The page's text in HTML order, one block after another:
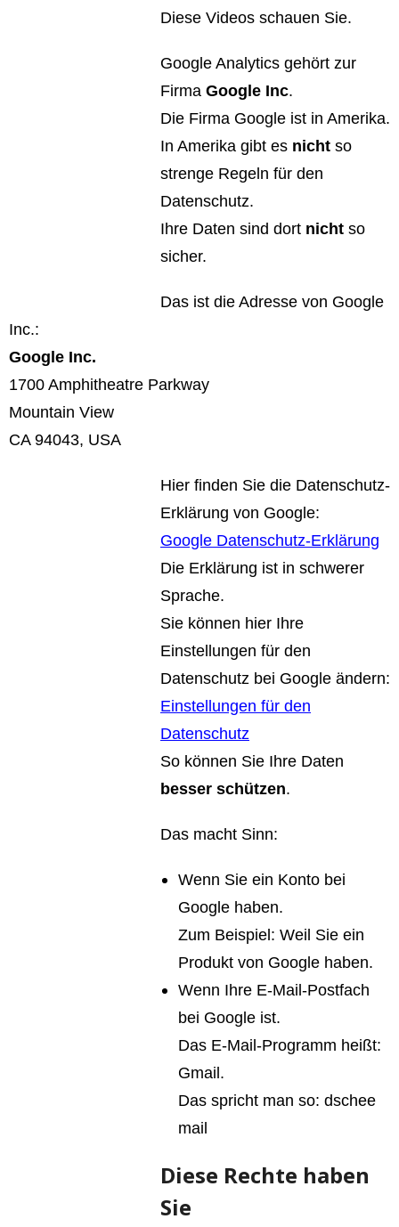
Diese Videos schauen Sie.
Google Analytics gehört zur
Firma Google Inc.
Die Firma Google ist in Amerika.
In Amerika gibt es nicht so
strenge Regeln für den
Datenschutz.
Ihre Daten sind dort nicht so
sicher.
Das ist die Adresse von Google
Inc.:
Google Inc.
1700 Amphitheatre Parkway
Mountain View
CA 94043, USA
Hier finden Sie die Datenschutz-
Erklärung von Google:
Google Datenschutz-Erklärung
Die Erklärung ist in schwerer
Sprache.
Sie können hier Ihre
Einstellungen für den
Datenschutz bei Google ändern:
Einstellungen für den
Datenschutz
So können Sie Ihre Daten
besser schützen.
Das macht Sinn:
Wenn Sie ein Konto bei
Google haben.
Zum Beispiel: Weil Sie ein
Produkt von Google haben.
Wenn Ihre E-Mail-Postfach
bei Google ist.
Das E-Mail-Programm heißt:
Gmail.
Das spricht man so: dschee
mail
Diese Rechte haben
Sie